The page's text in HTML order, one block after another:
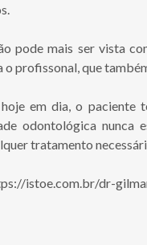
pode mais ser vista
o profissonal, que
em dia, o paciente
odontológica nunca
tratamento
istoe.com.br/dr-